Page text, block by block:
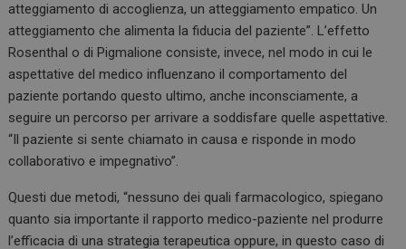
atteggiamento di accoglienza, un atteggiamento empatico. Un
atteggiamento che alimenta la fiducia del paziente”. L’effetto
Rosenthal o di Pigmalione consiste, invece, nel modo in cui le
aspettative del medico influenzano il comportamento del
paziente portando questo ultimo, anche inconsciamente, a
seguire un percorso per arrivare a soddisfare quelle aspettative.
“Il paziente si sente chiamato in causa e risponde in modo
collaborativo e impegnativo”.
Questi due metodi, “nessuno dei quali farmacologico, spiegano
quanto sia importante il rapporto medico-paziente nel produrre
l’efficacia di una strategia terapeutica oppure, in questo caso di
VISITOR_PRIVACY_METADATA
YouTube
.youtube.com
5 mesi 4